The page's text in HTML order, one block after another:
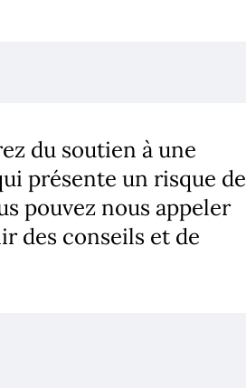
du soutien à une
présente un risque de
pouvez nous appeler
des conseils et de